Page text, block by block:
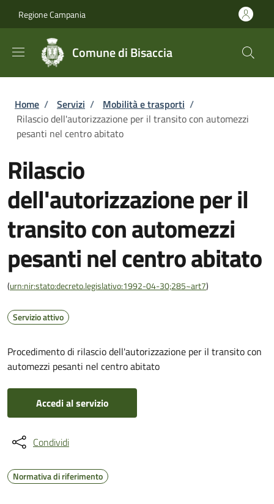
Regione Campania
Comune di Bisaccia
Briciole di pane
Home / Servizi / Mobilità e trasporti /
Rilascio dell'autorizzazione per il transito con automezzi
pesanti nel centro abitato
Rilascio
dell'autorizzazione per il
transito con automezzi
pesanti nel centro abitato
(urn:nir:stato:decreto.legislativo:1992-04-30;285~art7)
Servizio attivo
Procedimento di rilascio dell'autorizzazione per il transito con
automezzi pesanti nel centro abitato
Accedi al servizio
Condividi
Normativa di riferimento